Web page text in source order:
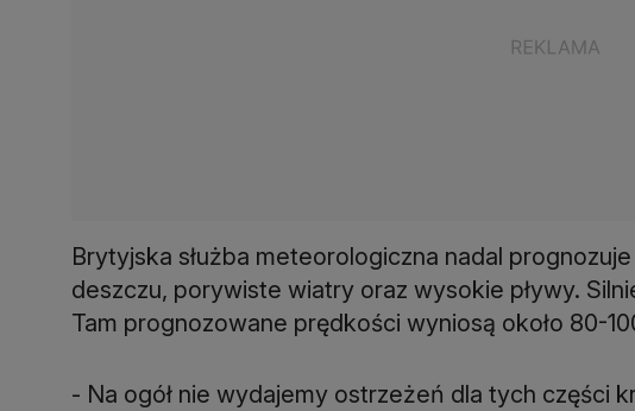
Brytyjska służba meteorologiczna nadal
deszczu, porywiste wiatry oraz wysokie pływy.
Tam prognozowane prędkości wyniosą około 80-
- Na ogół nie wydajemy ostrzeżeń dla tych części